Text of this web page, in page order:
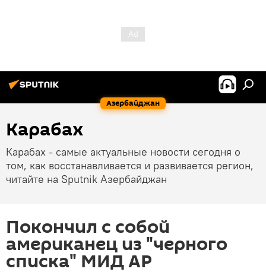
Азербайджан
Карабах
Карабах - самые актуальные новости сегодня о
том, как восстанавливается и развивается регион,
читайте на Sputnik Азербайджан
Покончил с собой
американец из "черного
списка" МИД АР